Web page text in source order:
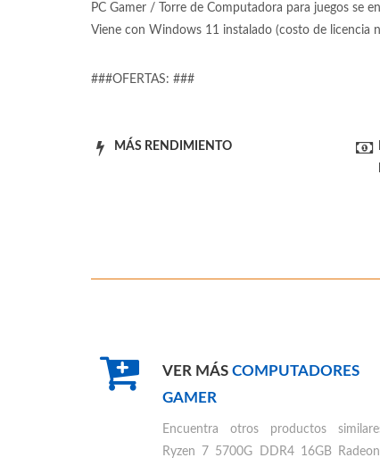
PC Gamer / Torre de Computadora para juegos se
Viene con Windows 11 instalado (costo de licencia
###OFERTAS: ###
MÁS RENDIMIENTO
VER MÁS COMPUTADORES
GAMER
Encuentra otros productos
Ryzen 7 5700G DDR4 16GB